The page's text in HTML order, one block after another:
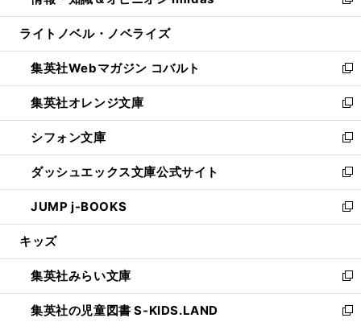
開
ウ
開
く
ン
ウ
で
開
く
ウ
ン
ド
ウ
で
開
く
し
ウ
ィ
ン
ド
ウ
で
開
く
ライトノベル・ノベライズ
集英社Webマガジン コバルト
新
し
い
ウ
ィ
ン
ド
ウ
で
開
集英社オレンジ文庫
新
し
い
ウ
ィ
ン
ド
ウ
開
く
シフォン文庫
新
し
い
ウ
ィ
ン
ウ
で
開
く
ダッシュエックス文庫公式サイト
新
し
い
ウ
ン
ド
ウ
で
JUMP j-BOOKS
新
し
ウ
ィ
ン
ド
キッズ
集英社みらい文庫
新
し
い
集英社の児童図書 S-KIDS.LAND
新